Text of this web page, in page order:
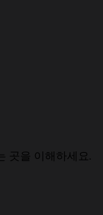
곳을 이해하세요.